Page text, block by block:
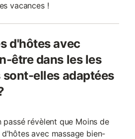
vacances !
d'hôtes avec
être dans les les
sont-elles adaptées
passé révèlent que Moins de
d'hôtes avec massage bien-